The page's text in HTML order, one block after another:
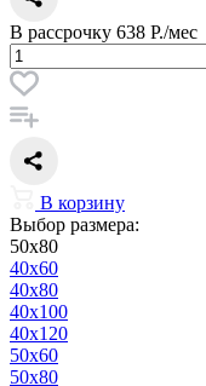
В рассрочку 638 Р./мес
В корзину
Выбор размера:
50x80
40x60
40x80
40x100
40x120
50x60
50x80